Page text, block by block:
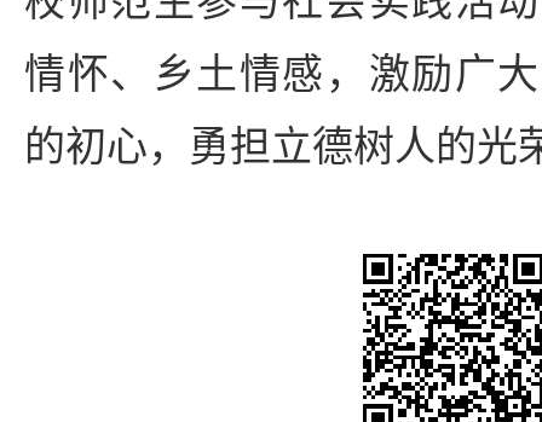
情怀、乡土情感，激励广
的初心，勇担立德树人的光